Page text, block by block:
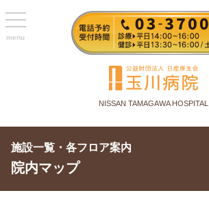
NISSAN TAMAGAWA HOSPITAL
施設一覧・各フロア案内
院内マップ
toggle
navigation